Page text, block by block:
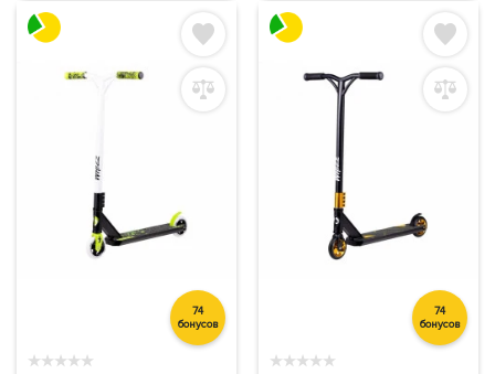
74
бонусов
★★★★★
74
бонусов
★★★★★